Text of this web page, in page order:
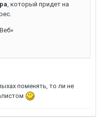
, который придет на
поменять, то ли не